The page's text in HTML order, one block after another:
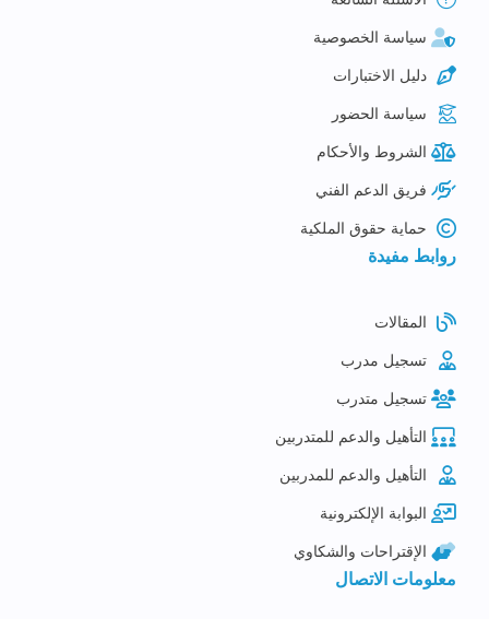
سياسة الخصوصية
دليل الاختبارات
سياسة الحضور
الشروط والأحكام
فريق الدعم الفني
حماية حقوق الملكية
روابط مفيدة
المقالات
تسجيل مدرب
تسجيل متدرب
التأهيل والدعم للمتدربين
التأهيل والدعم للمدربين
البوابة الإلكترونية
الإقتراحات والشكاوي
معلومات الاتصال